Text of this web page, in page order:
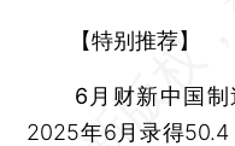
【特别推荐】
6月财新中国
2025年6月录得50.4